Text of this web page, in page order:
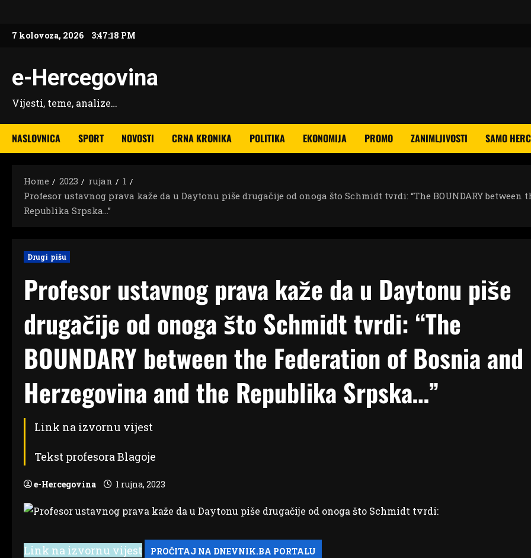
content
7 kolovoza, 2026 3:47:19 PM
e-Hercegovina
Vijesti, teme, analize…
NASLOVNICA SPORT NOVOSTI CRNA KRONIKA POLITIKA EKONOMIJA PROMO ZANIMLJIVOSTI SAMO
Home 2023 rujan
1
Profesor ustavnog prava kaže da u Daytonu piše drugačije od onoga što Schmidt tvrdi: “The BOUNDARY
Republika Srpska…”
Drugi pišu
Profesor ustavnog prava kaže da u Daytonu piše
drugačije od onoga što Schmidt tvrdi: “The
BOUNDARY between the Federation of Bosnia and
Herzegovina and the Republika Srpska…”
Link na izvornu vijest
Tekst profesora Blagoje
e-Hercegovina 1 rujna, 2023
Link na izvornu vijest